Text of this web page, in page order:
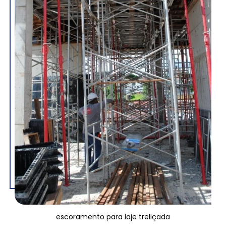
escoramento para laje treliçada